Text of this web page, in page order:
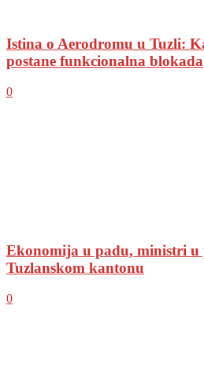
Istina o Aerodromu u Tuzli:
postane funkcionalna blokada
0
Ekonomija u padu, ministri u
Tuzlanskom kantonu
0